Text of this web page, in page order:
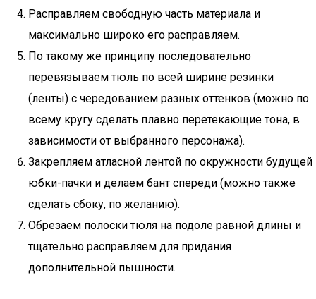
Расправляем свободную часть материала и
максимально широко его расправляем.
По такому же принципу последовательно
перевязываем тюль по всей ширине резинки
(ленты) с чередованием разных оттенков (можно по
всему кругу сделать плавно перетекающие тона, в
зависимости от выбранного персонажа).
Закрепляем атласной лентой по окружности будущей
юбки-пачки и делаем бант спереди (можно также
сделать сбоку, по желанию).
Обрезаем полоски тюля на подоле равной длины и
тщательно расправляем для придания
дополнительной пышности.